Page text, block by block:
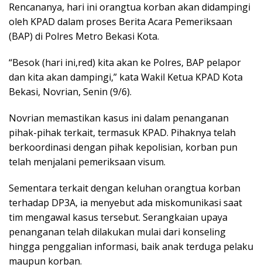
Rencananya, hari ini orangtua korban akan didampingi
oleh KPAD dalam proses Berita Acara Pemeriksaan
(BAP) di Polres Metro Bekasi Kota.
“Besok (hari ini,red) kita akan ke Polres, BAP pelapor
dan kita akan dampingi,” kata Wakil Ketua KPAD Kota
Bekasi, Novrian, Senin (9/6).
Novrian memastikan kasus ini dalam penanganan
pihak-pihak terkait, termasuk KPAD. Pihaknya telah
berkoordinasi dengan pihak kepolisian, korban pun
telah menjalani pemeriksaan visum.
Sementara terkait dengan keluhan orangtua korban
terhadap DP3A, ia menyebut ada miskomunikasi saat
tim mengawal kasus tersebut. Serangkaian upaya
penanganan telah dilakukan mulai dari konseling
hingga penggalian informasi, baik anak terduga pelaku
maupun korban.